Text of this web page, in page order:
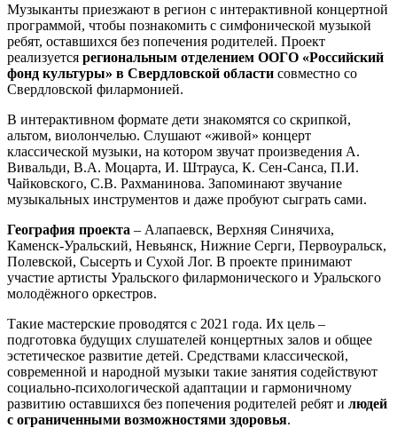
Музыканты приезжают в регион с интерактивной концертной
программой, чтобы познакомить с симфонической музыкой
ребят, оставшихся без попечения родителей. Проект
реализуется региональным отделением ООГО «Российский
фонд культуры» в Свердловской области совместно со
Свердловской филармонией.
В интерактивном формате дети знакомятся со скрипкой,
альтом, виолончелью. Слушают «живой» концерт
классической музыки, на котором звучат произведения А.
Вивальди, В.А. Моцарта, И. Штрауса, К. Сен-Санса, П.И.
Чайковского, С.В. Рахманинова. Запоминают звучание
музыкальных инструментов и даже пробуют сыграть сами.
География проекта – Алапаевск, Верхняя Синячиха,
Каменск-Уральский, Невьянск, Нижние Серги, Первоуральск,
Полевской, Сысерть и Сухой Лог. В проекте принимают
участие артисты Уральского филармонического и Уральского
молодёжного оркестров.
Такие мастерские проводятся с 2021 года. Их цель –
подготовка будущих слушателей концертных залов и общее
эстетическое развитие детей. Средствами классической,
современной и народной музыки такие занятия содействуют
социально-психологической адаптации и гармоничному
развитию оставшихся без попечения родителей ребят и людей
с ограниченными возможностями здоровья.